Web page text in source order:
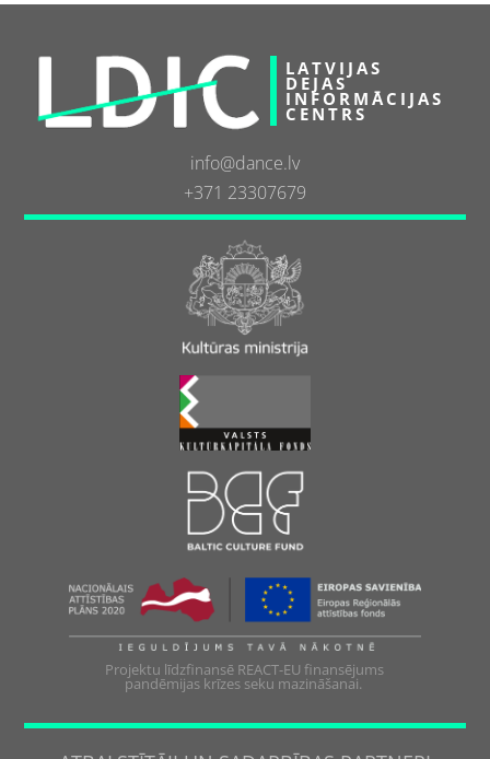
LATVIJAS
DEJAS
INFORMĀCIJAS
CENTRS
info@dance.lv
+371 23307679
Projektu līdzfinansē REACT-EU finansējums
pandēmijas krīzes seku mazināšanai.